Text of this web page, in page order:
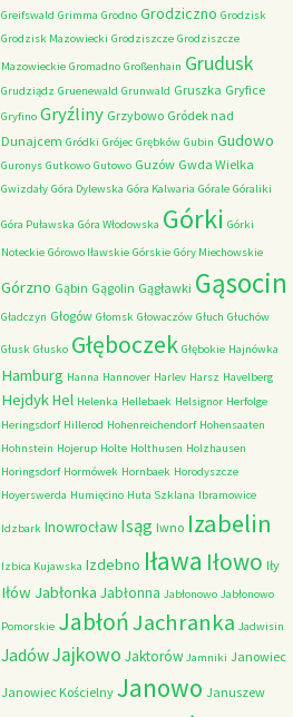
Greifswald Grimma Grodno Grodziczno Grodzisk
Grodzisk Mazowiecki Grodziszcze Grodziszcze
Mazowieckie Gromadno Großenhain Grudusk
Grudziądz Gruenewald Grunwald Gruszka Gryfice
Gryfino Gryźliny Grzybowo Gródek nad
Dunajcem Gródki Grójec Grębków Gubin Gudowo
Guronys Gutkowo Gutowo Guzów Gwda Wielka
Gwizdały Góra Dylewska Góra Kalwaria Górale Góraliki
Góra Puławska Góra Włodowska Górki Górki
Noteckie Górowo Iławskie Górskie Góry Miechowskie
Górzno Gąbin Gągolin Gągławki Gąsocin
Gładczyn Głogów Głomsk Głowaczów Głuch Głuchów
Głusk Głusko Głęboczek Głębokie Hajnówka
Hamburg Hanna Hannover Harlev Harsz Havelberg
HejdykHel Helenka Hellebaek Helsignor Herfolge
Heringsdorf Hillerod Hohenreichendorf Hohensaaten
Hohnstein Hojerup Holte Holthusen Holzhausen
Horingsdorf Hormówek Hornbaek Horodyszcze
Hoyerswerda Humięcino Huta Szklana Ibramowice
Idzbark Inowrocław Isąg Iwno Izabelin
Izbica Kujawska Izdebno Iława Iłowo Iły
Iłów Jabłonka Jabłonna Jabłonowo Jabłonowo
Pomorskie JabłońJachranka Jadwisin
JadówJajkowo Jaktorów Jamniki Janowiec
Janowiec Kościelny Janowo Januszew